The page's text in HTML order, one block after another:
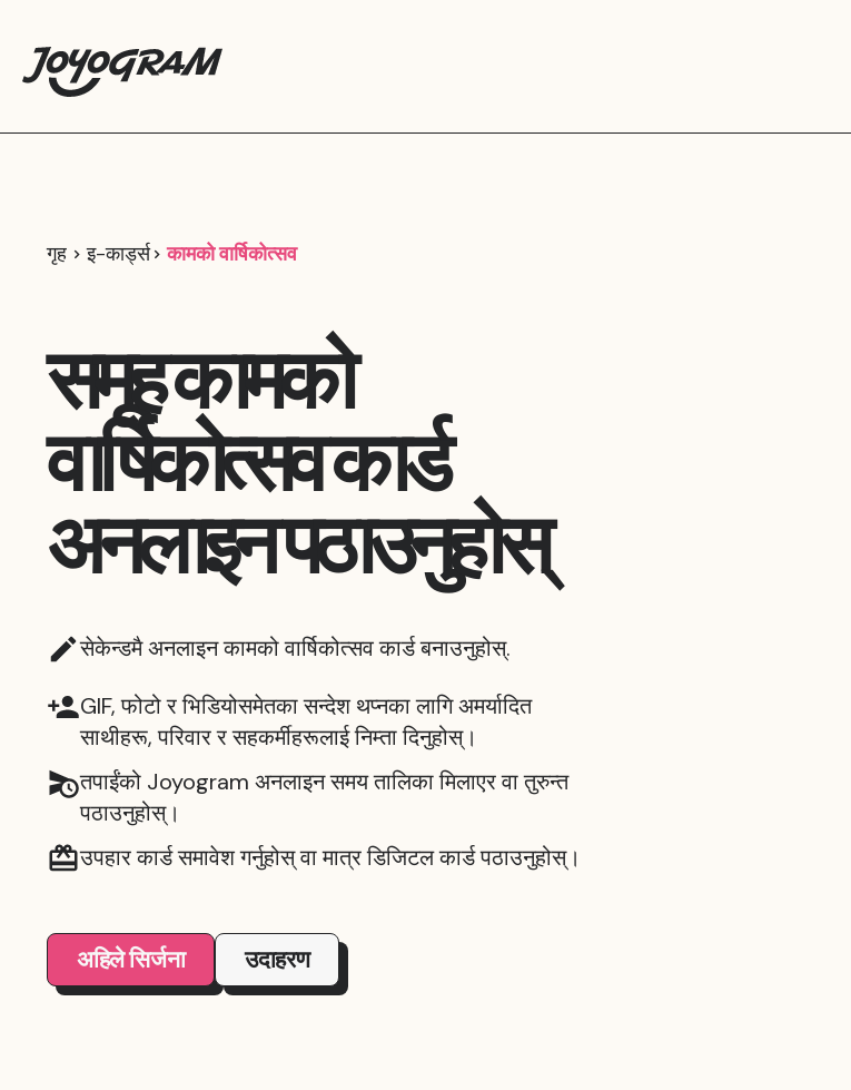
गृह इ-कार्ड्स कामको वार्षिकोत्सव
समूह कामको
वार्षिकोत्सव कार्ड
अनलाइन पठाउनुहोस्
सेकेन्डमै अनलाइन कामको वार्षिकोत्सव कार्ड बनाउनुहोस्.
GIF, फोटो र भिडियोसमेतका सन्देश थप्नका लागि अमर्यादित
साथीहरू, परिवार र सहकर्मीहरूलाई निम्ता दिनुहोस्।
तपाईंको Joyogram अनलाइन समय तालिका मिलाएर वा तुरुन्त
पठाउनुहोस्।
उपहार कार्ड समावेश गर्नुहोस् वा मात्र डिजिटल कार्ड पठाउनुहोस्।
अहिले सिर्जना उदाहरण